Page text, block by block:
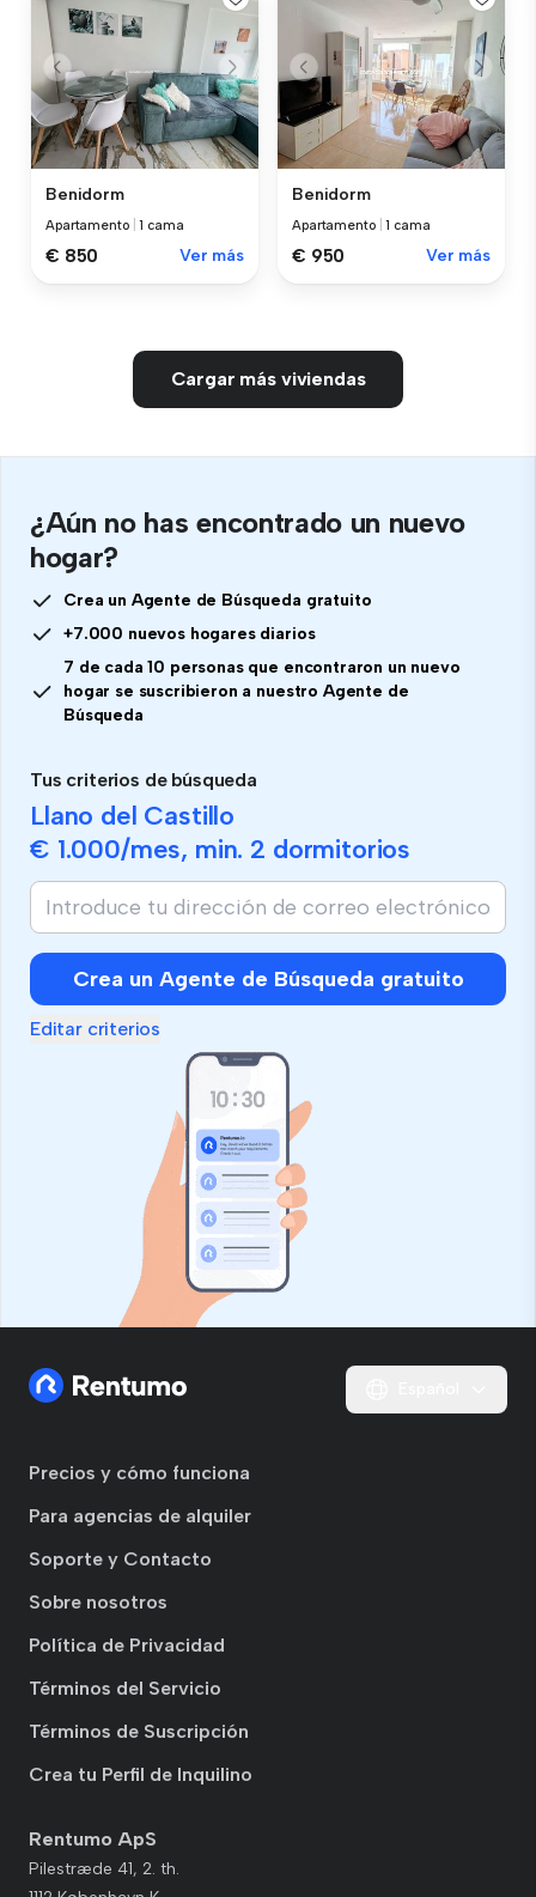
Benidorm
Apartamento |1 cama
€ 850 Ver más
Benidorm
Apartamento |1 cama
€ 950 Ver más
Cargar más viviendas
¿Aún no has encontrado un nuevo
hogar?
Crea un Agente de Búsqueda gratuito
+7.000 nuevos hogares diarios
7 de cada 10 personas que encontraron un nuevo
hogar se suscribieron a nuestro Agente de
Búsqueda
Tus criterios de búsqueda
Llano del Castillo
€ 1.000/mes, min. 2 dormitorios
Crea un Agente de Búsqueda gratuito
Editar criterios
Precios y cómo funciona
Para agencias de alquiler
Soporte y Contacto
Sobre nosotros
Política de Privacidad
Términos del Servicio
Términos de Suscripción
Crea tu Perfil de Inquilino
Rentumo ApS
Pilestræde 41, 2. th.